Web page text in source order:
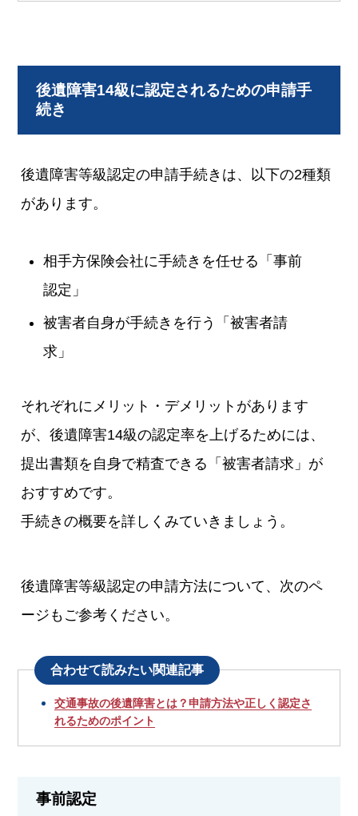
後遺障害14級に認定されるための申請手
続き
後遺障害等級認定の申請手続きは、以下の2種類
があります。
相手方保険会社に手続きを任せる「事前
認定」
被害者自身が手続きを行う「被害者請
求」
それぞれにメリット・デメリットがあります
が、後遺障害14級の認定率を上げるためには、
提出書類を自身で精査できる「被害者請求」が
おすすめです。
手続きの概要を詳しくみていきましょう。
後遺障害等級認定の申請方法について、次のペ
ージもご参考ください。
合わせて読みたい関連記事
交通事故の後遺障害とは？申請方法や正しく認定さ
れるためのポイント
事前認定